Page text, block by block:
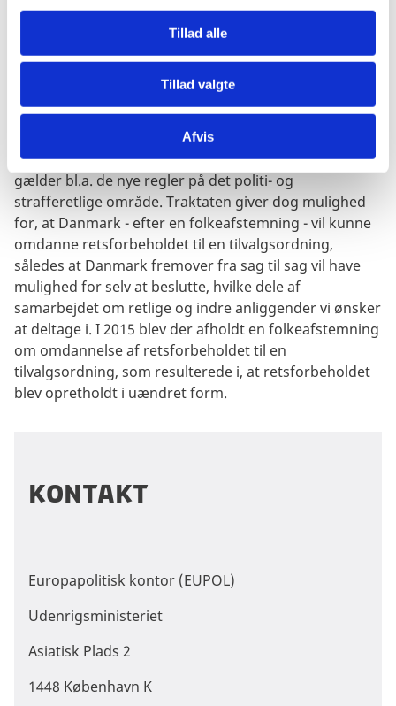
Tillad alle
Tillad valgte
Afvis
retligt samarbejde i straffesager og politisamarbejde
samt samarbejdet om indre anliggender, der bl.a.
omfatter politikkerne for grænsekontrol, asyl,
indvandring samt visum.
Med Lissabon-traktaten sker alt EU-samarbejde om
retlige og indre anliggender nu som overstatsligt
samarbejde, hvilket afskærer dansk deltagelse. Det
gælder bl.a. de nye regler på det politi- og
strafferetlige område. Traktaten giver dog mulighed
for, at Danmark - efter en folkeafstemning - vil kunne
omdanne retsforbeholdet til en tilvalgsordning,
således at Danmark fremover fra sag til sag vil have
mulighed for selv at beslutte, hvilke dele af
samarbejdet om retlige og indre anliggender vi ønsker
at deltage i. I 2015 blev der afholdt en folkeafstemning
om omdannelse af retsforbeholdet til en
tilvalgsordning, som resulterede i, at retsforbeholdet
blev opretholdt i uændret form.
Kontakt
Europapolitisk kontor (EUPOL)
Udenrigsministeriet
Asiatisk Plads 2
1448 København K